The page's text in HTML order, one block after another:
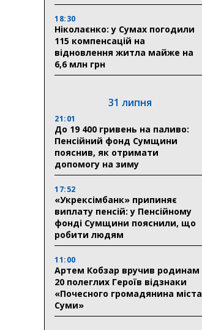
18:30
Ніколаєнко: у Сумах погодили
115 компенсацій на
відновлення житла майже на
6,6 млн грн
31 липня
21:01
До 19 400 гривень на паливо:
Пенсійний фонд Сумщини
пояснив, як отримати
допомогу на зиму
17:52
«Укрексімбанк» припиняє
виплату пенсій: у Пенсійному
фонді Сумщини пояснили, що
робити людям
11:00
Артем Кобзар вручив родинам
20 полеглих Героїв відзнаки
«Почесного громадянина міста
Суми»